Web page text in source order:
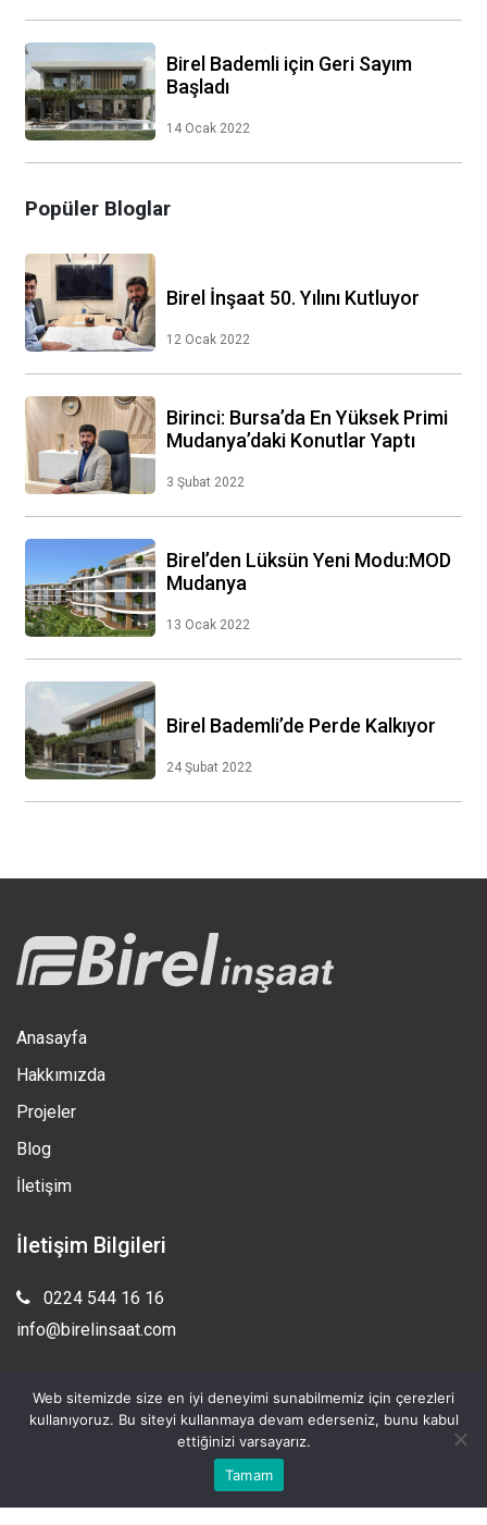
Birel Bademli için Geri Sayım
Başladı
14 Ocak 2022
Popüler Bloglar
Birel İnşaat 50. Yılını Kutluyor
12 Ocak 2022
Birinci: Bursa’da En Yüksek Primi
Mudanya’daki Konutlar Yaptı
3 Şubat 2022
Birel’den Lüksün Yeni Modu:MOD
Mudanya
13 Ocak 2022
Birel Bademli’de Perde Kalkıyor
24 Şubat 2022
Anasayfa
Hakkımızda
Projeler
Blog
İletişim
İletişim Bilgileri
0224 544 16 16
info@birelinsaat.com
Web sitemizde size en iyi deneyimi sunabilmemiz için çerezleri
kullanıyoruz. Bu siteyi kullanmaya devam ederseniz, bunu kabul
ettiğinizi varsayarız.
Tamam